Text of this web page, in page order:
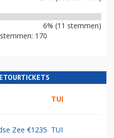
6% (11 stemmen)
170
TUI
Zee €1235 TUI